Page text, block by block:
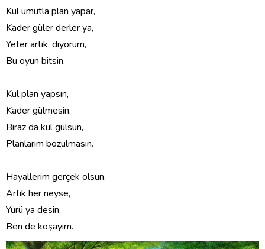
Kul umutla plan yapar,
Kader güler derler ya,
Yeter artık, diyorum,
Bu oyun bitsin.
Kul plan yapsın,
Kader gülmesin.
Biraz da kul gülsün,
Planlarım bozulmasın.
Hayallerim gerçek olsun.
Artık her neyse,
Yürü ya desin,
Ben de koşayım.